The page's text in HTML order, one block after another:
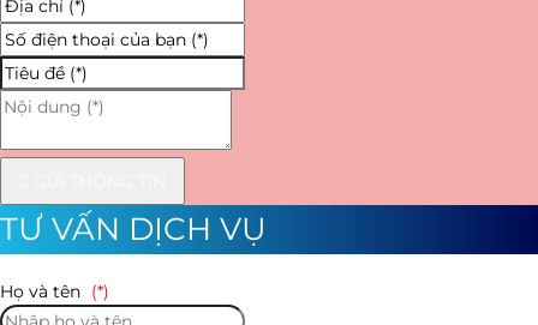
đầu ống ra 12mm
Máy phun sương Fujitex 6100 rất cần thiết và
quan trọng trong hệ thống phun sương: hệ
xưởng, nhà tổ yến,
TƯ VẤN DỊCH VỤ
Họ và tên (*)